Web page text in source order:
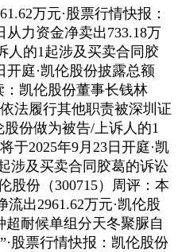
万元·股票行情快报：
从力资金净卖出733.18万
人的1起涉及买卖合同胶
开庭·凯伦股份披露总额
：凯伦股份董事长钱林
法履行其他职责被深圳证
份做为被告/上诉人的1
于2025年9月23日开庭·凯
涉及买卖合同胶葛的诉讼
股份（300715）周评：本
流出2961.62万元·凯伦股
耐候单组分天冬聚脲自
股票行情快报：凯伦股份